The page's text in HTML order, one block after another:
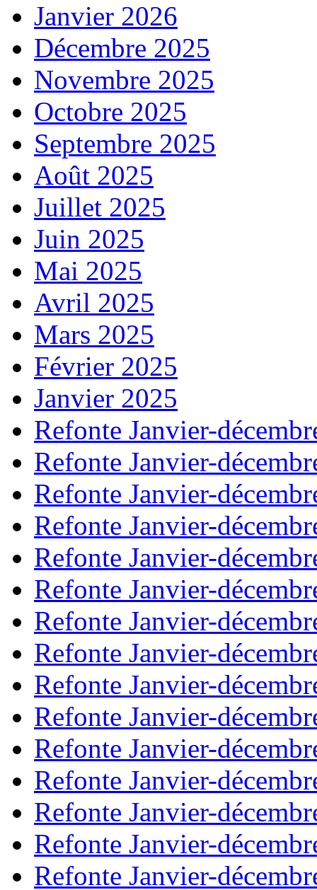
Janvier 2026
Décembre 2025
Novembre 2025
Octobre 2025
Septembre 2025
Août 2025
Juillet 2025
Juin 2025
Mai 2025
Avril 2025
Mars 2025
Février 2025
Janvier 2025
Refonte Janvier-
Refonte Janvier-
Refonte Janvier-
Refonte Janvier-
Refonte Janvier-
Refonte Janvier-
Refonte Janvier-
Refonte Janvier-
Refonte Janvier-
Refonte Janvier-
Refonte Janvier-
Refonte Janvier-
Refonte Janvier-
Refonte Janvier-
Refonte Janvier-